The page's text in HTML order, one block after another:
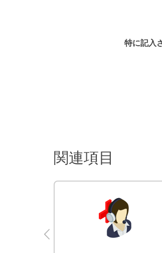
特に記入
関連項目